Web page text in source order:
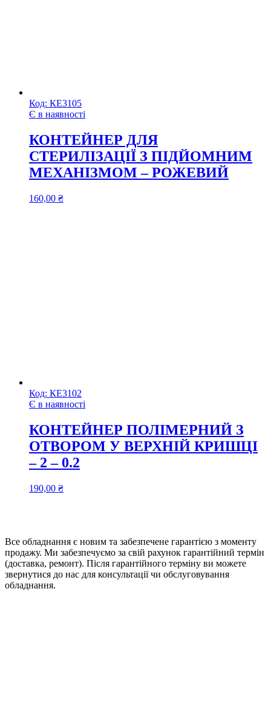
Код: КЕ3105
Є в наявності
КОНТЕЙНЕР ДЛЯ
СТЕРИЛІЗАЦІЇ З ПІДЙОМНИМ
МЕХАНІЗМОМ – РОЖЕВИЙ
160,00 ₴
Код: КЕ3102
Є в наявності
КОНТЕЙНЕР ПОЛІМЕРНИЙ З
ОТВОРОМ У ВЕРХНІЙ КРИШЦІ
– 2 – 0.2
190,00 ₴
Все обладнання є новим та забезпечене гарантією з моменту
продажу. Ми забезпечуємо за свій рахунок гарантійний термін
(доставка, ремонт). Після гарантійного терміну ви можете
звернутися до нас для консультації чи обслуговування
обладнання.